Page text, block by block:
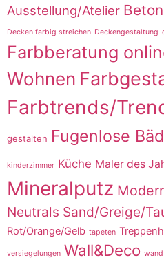
Ausstellung/Atelier
Decken farbig streichen Deckengestaltung
Farbberatung
Wohnen
Farbtrends/
gestalten Fugenlose
kinderzimmer Küche Maler des
Mineralputz
Neutrals Sand/Greige/
Rot/Orange/Gelb tapeten
versiegelungen Wall&Deco